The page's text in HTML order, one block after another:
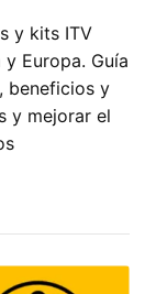
y kits ITV
Europa. Guía
beneficios y
y mejorar el